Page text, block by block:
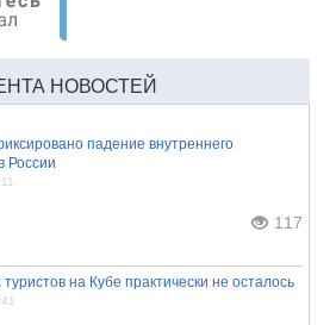
НОВОСТЕЙ
падение внутреннего
России
117
туристов на Кубе практически не осталось